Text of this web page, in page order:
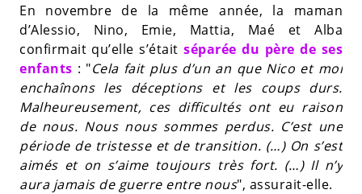
En novembre de la même année, la maman
d’Alessio, Nino, Emie, Mattia, Maé et Alba
confirmait qu’elle s’étaitséparée du père de ses
enfants : "Cela fait plus d’un an que Nico et moi
enchaînons les déceptions et les coups durs.
Malheureusement, ces difficultés ont eu raison
de nous. Nous nous sommes perdus. C’est une
période de tristesse et de transition. (…) On s’est
aimés et on s’aime toujours très fort. (…) Il n’y
aura jamais de guerre entre nous", assurait-elle.